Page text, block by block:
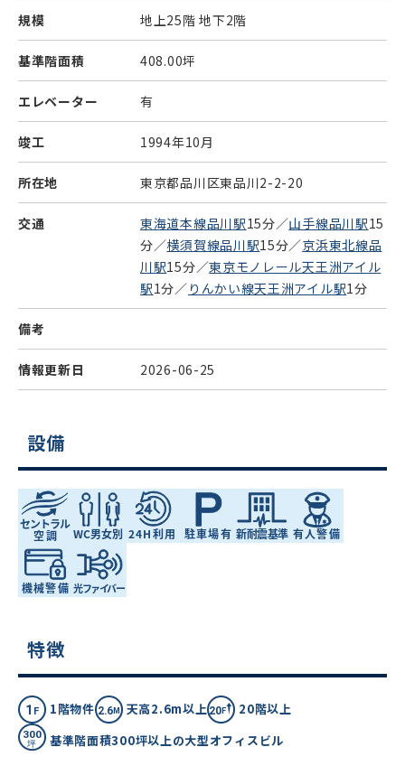
規模 地上25階 地下2階
基準階面積 408.00坪
エレベーター 有
竣工 1994年10月
所在地 東京都品川区東品川2-2-20
交通 東海道本線品川駅15分／山手線品川駅15
分／横須賀線品川駅15分／京浜東北線品
川駅15分／東京モノレール天王洲アイル
駅1分／ りんかい線天王洲アイル駅1分
備考
情報更新日 2026-06-25
設備
特徴
1階物件 天高2.6m以上
20階以上
基準階面積300坪以上の大型オフィスビル